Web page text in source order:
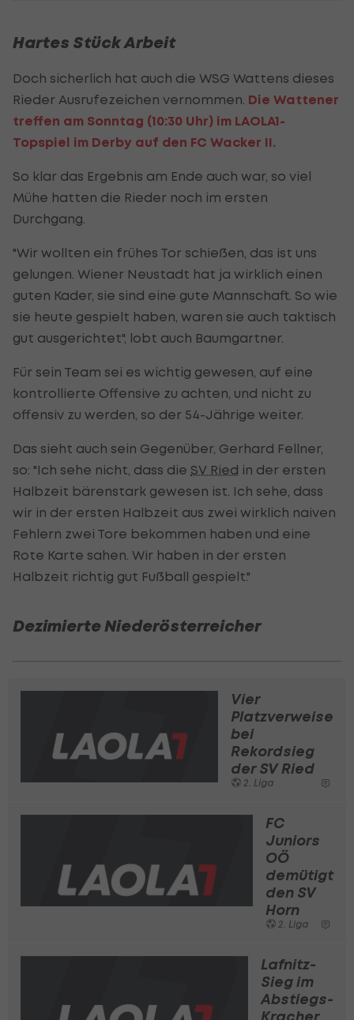
Hartes Stück Arbeit
Doch sicherlich hat auch die WSG Wattens dieses
Rieder Ausrufezeichen vernommen. Die Wattener
treffen am Sonntag (10:30 Uhr) im LAOLA1-
Topspiel im Derby auf den FC Wacker II.
So klar das Ergebnis am Ende auch war, so viel
Mühe hatten die Rieder noch im ersten
Durchgang.
"Wir wollten ein frühes Tor schießen, das ist uns
gelungen. Wiener Neustadt hat ja wirklich einen
guten Kader, sie sind eine gute Mannschaft. So wie
sie heute gespielt haben, waren sie auch taktisch
gut ausgerichtet", lobt auch Baumgartner.
Für sein Team sei es wichtig gewesen, auf eine
kontrollierte Offensive zu achten, und nicht zu
offensiv zu werden, so der 54-Jährige weiter.
Das sieht auch sein Gegenüber, Gerhard Fellner,
so: "Ich sehe nicht, dass die SV Ried in der ersten
Halbzeit bärenstark gewesen ist. Ich sehe, dass
wir in der ersten Halbzeit aus zwei wirklich naiven
Fehlern zwei Tore bekommen haben und eine
Rote Karte sahen. Wir haben in der ersten
Halbzeit richtig gut Fußball gespielt."
Dezimierte Niederösterreicher
Vier
Platzverweise
bei
Rekordsieg
der SV Ried
2. Liga
FC
Juniors
OÖ
demütigt
den SV
Horn
2. Liga
Lafnitz-
Sieg im
Abstiegs-
Kracher